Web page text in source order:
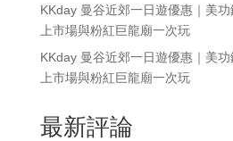
KKday 曼谷近郊一日遊優惠｜美
上市場與粉紅巨龍廟一次玩
KKday 曼谷近郊一日遊優惠｜美
上市場與粉紅巨龍廟一次玩
最新評論